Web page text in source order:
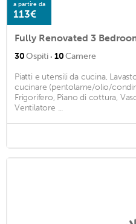
a partire da
113€
30Ospiti · 10Camere
Piatti e utensili da cucina,
cucinare (pentolame/olio/
Frigorifero, Piano di cottura,
Ventilatore ...